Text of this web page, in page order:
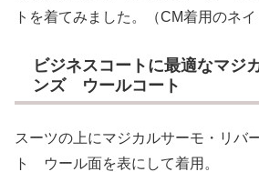
トを着てみました。（CM着用のネイ
ビジネスコートに最適なマ
ンズ ウールコート
スーツの上にマジカルサーモ・リバ
ト ウール面を表にして着用。